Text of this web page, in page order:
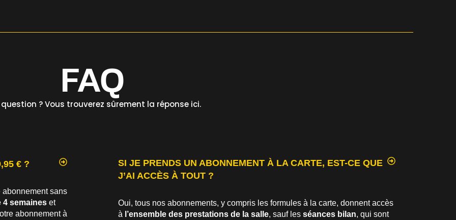
FAQ
question ? Vous trouverez sûrement la réponse ici.
€ ?
abonnement sans
4 semaines et
abonnement à
SI JE PRENDS UN ABONNEMENT À LA CARTE, EST-CE QUE
J’AI ACCÈS À TOUT ?
Oui, tous nos abonnements, y compris les formules à la carte, donnent accès
à l’ensemble des prestations de la salle, sauf les séances bilan, qui sont